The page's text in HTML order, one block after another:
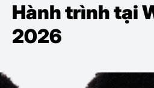
Hành trình tại
2026